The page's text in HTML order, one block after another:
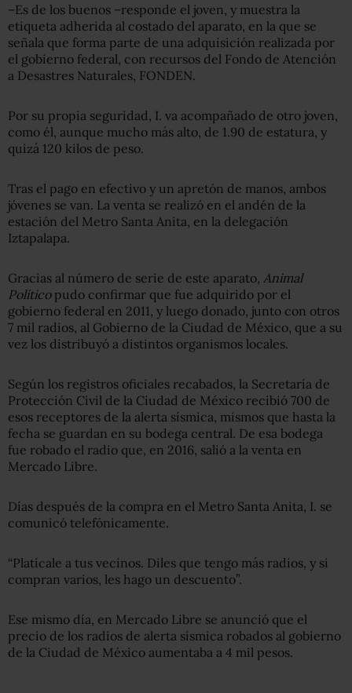
–Es de los buenos –responde el joven, y muestra la
etiqueta adherida al costado del aparato, en la que se
señala que forma parte de una adquisición realizada por
el gobierno federal, con recursos del Fondo de Atención
a Desastres Naturales, FONDEN.
Por su propia seguridad, I. va acompañado de otro joven,
como él, aunque mucho más alto, de 1.90 de estatura, y
quizá 120 kilos de peso.
Tras el pago en efectivo y un apretón de manos, ambos
jóvenes se van. La venta se realizó en el andén de la
estación del Metro Santa Anita, en la delegación
Iztapalapa.
Gracias al número de serie de este aparato, Animal
Políticopudo confirmar que fue adquirido por el
gobierno federal en 2011, y luego donado, junto con otros
7 mil radios, al Gobierno de la Ciudad de México, que a su
vez los distribuyó a distintos organismos locales.
Según los registros oficiales recabados, la Secretaría de
Protección Civil de la Ciudad de México recibió 700 de
esos receptores de la alerta sísmica, mismos que hasta la
fecha se guardan en su bodega central. De esa bodega
fue robado el radio que, en 2016, salió a la venta en
Mercado Libre.
Días después de la compra en el Metro Santa Anita, I. se
comunicó telefónicamente.
“Platícale a tus vecinos. Diles que tengo más radios, y si
compran varios, les hago un descuento”.
Ese mismo día, en Mercado Libre se anunció que el
precio de los radios de alerta sísmica robados al gobierno
de la Ciudad de México aumentaba a 4 mil pesos.